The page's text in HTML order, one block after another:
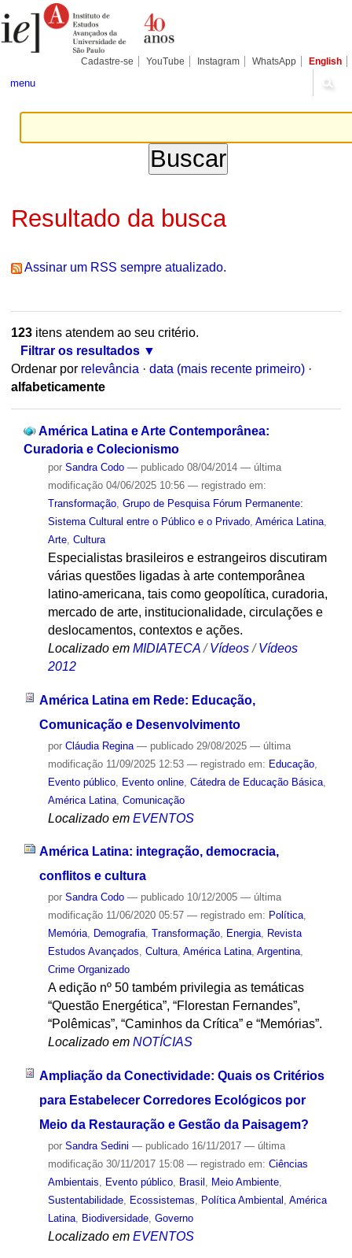
para
conteúdo.
Pessoais
Cadastre-se YouTube Instagram WhatsApp English
menu
Resultado da busca
Assinar um RSS sempre atualizado.
123itens atendem ao seu critério.
Filtrar os resultados
Ordenar por relevância · data (mais recente primeiro) ·
alfabeticamente
América Latina e Arte Contemporânea:
Curadoria e Colecionismo
por Sandra Codo — publicado08/04/2014 — última
modificação04/06/2025 10:56 — registrado em:
Transformação, Grupo de Pesquisa Fórum Permanente:
Sistema Cultural entre o Público e o Privado, América Latina,
Arte, Cultura
Especialistas brasileiros e estrangeiros discutiram
várias questões ligadas à arte contemporânea
latino-americana, tais como geopolítica, curadoria,
mercado de arte, institucionalidade, circulações e
deslocamentos, contextos e ações.
Localizado em MIDIATECA /Vídeos /Vídeos
2012
América Latina em Rede: Educação,
Comunicação e Desenvolvimento
por Cláudia Regina — publicado29/08/2025 — última
modificação11/09/2025 12:53 — registrado em: Educação,
Evento público, Evento online, Cátedra de Educação Básica,
América Latina, Comunicação
Localizado em EVENTOS
América Latina: integração, democracia,
conflitos e cultura
por Sandra Codo — publicado10/12/2005 — última
modificação11/06/2020 05:57 — registrado em: Política,
Memória, Demografia, Transformação, Energia, Revista
Estudos Avançados, Cultura, América Latina, Argentina,
Crime Organizado
A edição nº 50 também privilegia as temáticas
“Questão Energética”, “Florestan Fernandes”,
“Polêmicas”, “Caminhos da Crítica” e “Memórias”.
Localizado em NOTÍCIAS
Ampliação da Conectividade: Quais os Critérios
para Estabelecer Corredores Ecológicos por
Meio da Restauração e Gestão da Paisagem?
por Sandra Sedini — publicado16/11/2017 — última
modificação30/11/2017 15:08 — registrado em: Ciências
Ambientais, Evento público, Brasil , Meio Ambiente,
Sustentabilidade, Ecossistemas, Política Ambiental , América
Latina, Biodiversidade, Governo
Localizado em EVENTOS